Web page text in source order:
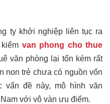
ty khởi nghiệp liên tục ra
van phong cho thue
văn phòng lại tốn kém rất
non trẻ chưa có nguồn vốn
đề này, mô hình văn
với vô vàn ưu điểm.